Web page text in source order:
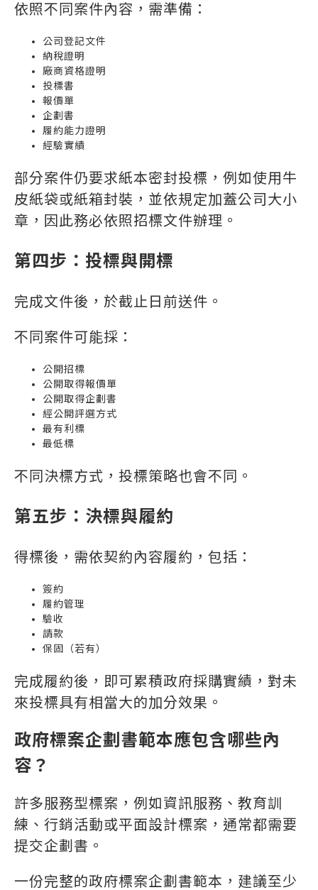
依照不同案件內容，需準備：
公司登記文件
納稅證明
廠商資格證明
投標書
報價單
企劃書
履約能力證明
經驗實績
部分案件仍要求紙本密封投標，例如使用牛
皮紙袋或紙箱封裝，並依規定加蓋公司大小
章，因此務必依照招標文件辦理。
第四步：投標與開標
完成文件後，於截止日前送件。
不同案件可能採：
公開招標
公開取得報價單
公開取得企劃書
經公開評選方式
最有利標
最低標
不同決標方式，投標策略也會不同。
第五步：決標與履約
得標後，需依契約內容履約，包括：
簽約
履約管理
驗收
請款
保固（若有）
完成履約後，即可累積政府採購實績，對未
來投標具有相當大的加分效果。
政府標案企劃書範本應包含哪些內
容？
許多服務型標案，例如資訊服務、教育訓
練、行銷活動或平面設計標案，通常都需要
提交企劃書。
一份完整的政府標案企劃書範本，建議至少